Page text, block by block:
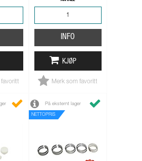
favoritt
INFO
KJØP
Merk som favoritt
NETTOPRIS
På eksternt lager